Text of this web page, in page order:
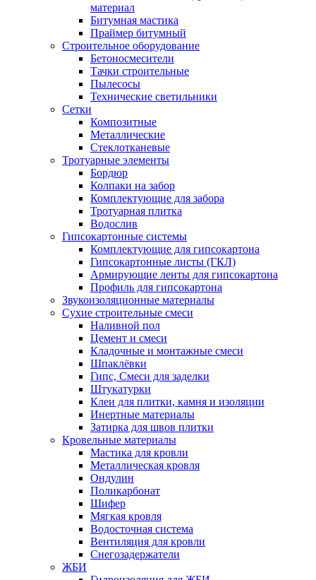
материал
Битумная мастика
Праймер битумный
Строительное оборудование
Бетоносмесители
Тачки строительные
Пылесосы
Технические светильники
Сетки
Композитные
Металлические
Стеклотканевые
Тротуарные элементы
Бордюр
Колпаки на забор
Комплектующие для забора
Тротуарная плитка
Водослив
Гипсокартонные системы
Комплектующие для гипсокартона
Гипсокартонные листы (ГКЛ)
Армирующие ленты для гипсокартона
Профиль для гипсокартона
Звукоизоляционные материалы
Сухие строительные смеси
Наливной пол
Цемент и смеси
Кладочные и монтажные смеси
Шпаклёвки
Гипс, Смеси для заделки
Штукатурки
Клеи для плитки, камня и изоляции
Инертные материалы
Затирка для швов плитки
Кровельные материалы
Мастика для кровли
Металлическая кровля
Ондулин
Поликарбонат
Шифер
Мягкая кровля
Водосточная система
Вентиляция для кровли
Снегозадержатели
ЖБИ